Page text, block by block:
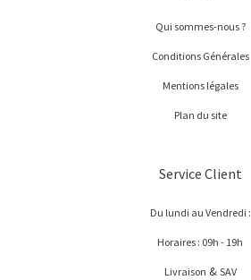
Qui sommes-nous ?
Conditions Générales
Mentions légales
Plan du site
Service Client
Du lundi au Vendredi :
Horaires : 09h - 19h
Livraison & SAV